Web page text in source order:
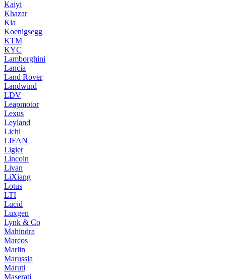
Kaiyi
Khazar
Kia
Koenigsegg
KTM
KYC
Lamborghini
Lancia
Land Rover
Landwind
LDV
Leapmotor
Lexus
Leyland
Lichi
LIFAN
Ligier
Lincoln
Livan
LiXiang
Lotus
LTI
Lucid
Luxgen
Lynk & Co
Mahindra
Marcos
Marlin
Marussia
Maruti
Maserati